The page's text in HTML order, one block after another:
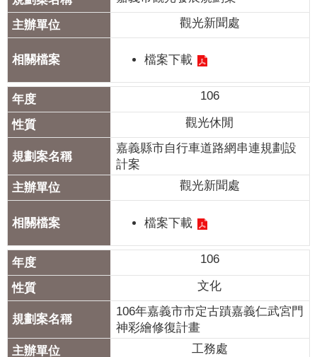
服
務
聯
絡
我
們
網
路
社
群
政
府
資
訊
公
開
抗
觀光新聞處
檔案下載
106
觀光休閒
嘉義縣市自行車道路網串連規劃設
計案
觀光新聞處
檔案下載
106
文化
106年嘉義市市定古蹟嘉義仁武宮門
神彩繪修復計畫
工務處